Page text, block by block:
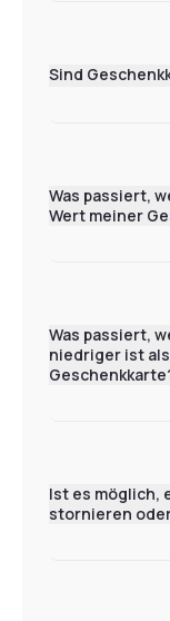
Sind
Was passiert,
Wert meiner
Was passiert,
niedriger ist
Ist es möglich,
stornieren